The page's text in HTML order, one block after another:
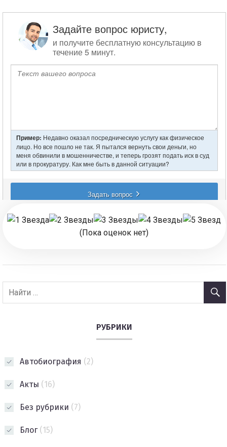
по
записям
(Пока оценок нет)
РУБРИКИ
Автобиография (2)
Акты (16)
Без рубрики (7)
Блог(15)